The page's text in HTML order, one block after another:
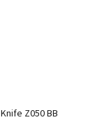
Knife Z050 BB